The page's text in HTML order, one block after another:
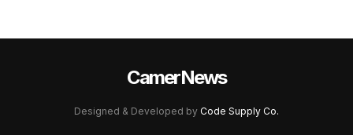
CamerNews
Designed & Developed by Code Supply Co.